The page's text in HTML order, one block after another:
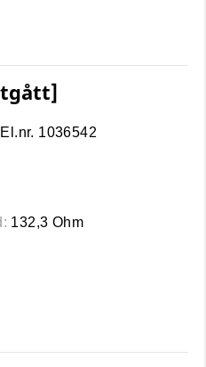
1036542
132,3 Ohm